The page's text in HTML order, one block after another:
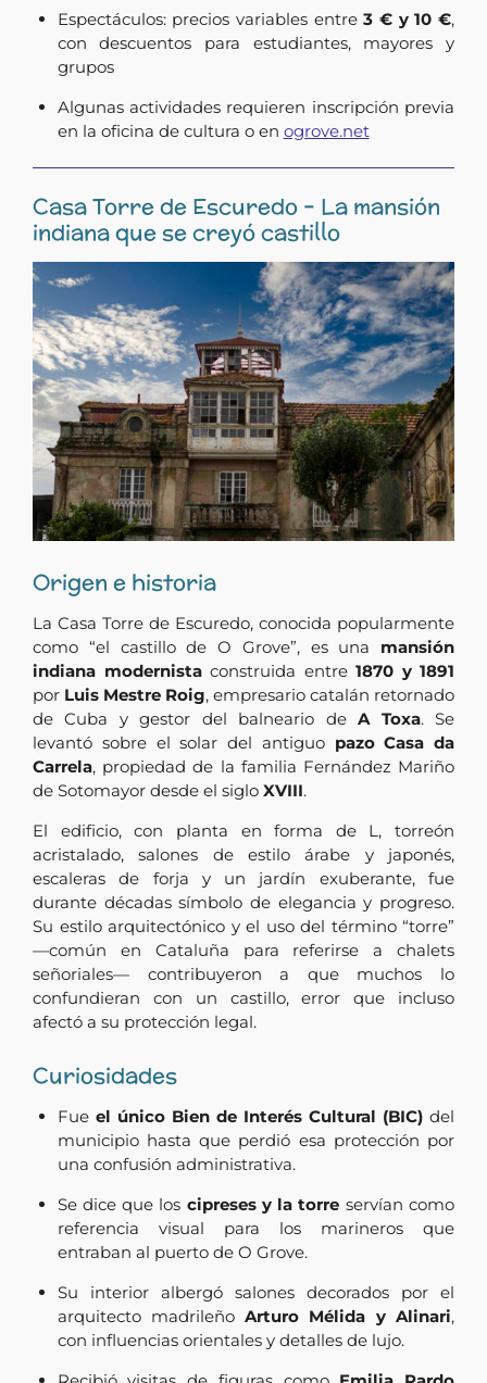
Espectáculos: precios variables entre3 € y 10 €,
con descuentos para estudiantes, mayores y
grupos
Algunas actividades requieren inscripción previa
en la oficina de cultura o en ogrove.net
Casa Torre de Escuredo – La mansión
indiana que se creyó castillo
Origen e historia
La Casa Torre de Escuredo, conocida popularmente
como “el castillo de O Grove”, es una mansión
indiana modernistaconstruida entre 1870 y 1891
por Luis Mestre Roig, empresario catalán retornado
de Cuba y gestor del balneario deA Toxa. Se
levantó sobre el solar del antiguo pazo Casa da
Carrela, propiedad de la familia Fernández Mariño
de Sotomayor desde el siglo XVIII.
El edificio, con planta en forma de L, torreón
acristalado, salones de estilo árabe y japonés,
escaleras de forja y un jardín exuberante, fue
durante décadas símbolo de elegancia y progreso.
Su estilo arquitectónico y el uso del término “torre”
—común en Cataluña para referirse a chalets
señoriales— contribuyeron a que muchos lo
confundieran con un castillo, error que incluso
afectó a su protección legal.
Curiosidades
Fue el único Bien de Interés Cultural (BIC)del
municipio hasta que perdió esa protección por
una confusión administrativa.
Se dice que los cipreses y la torre servían como
referencia visual para los marineros que
entraban al puerto de O Grove.
Su interior albergó salones decorados por el
arquitecto madrileñoArturo Mélida y Alinari,
con influencias orientales y detalles de lujo.